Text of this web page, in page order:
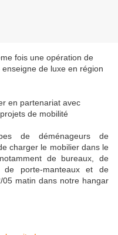
fois une opération de
de luxe en région
en partenariat avec
de mobilité
de déménageurs de
charger le mobilier dans le
de bureaux, de
de porte-manteaux et de
matin dans notre hangar